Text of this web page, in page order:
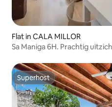
Flat in CALA MILLOR
Sa Maniga 6H. Prachtig
Superhost
Superhost